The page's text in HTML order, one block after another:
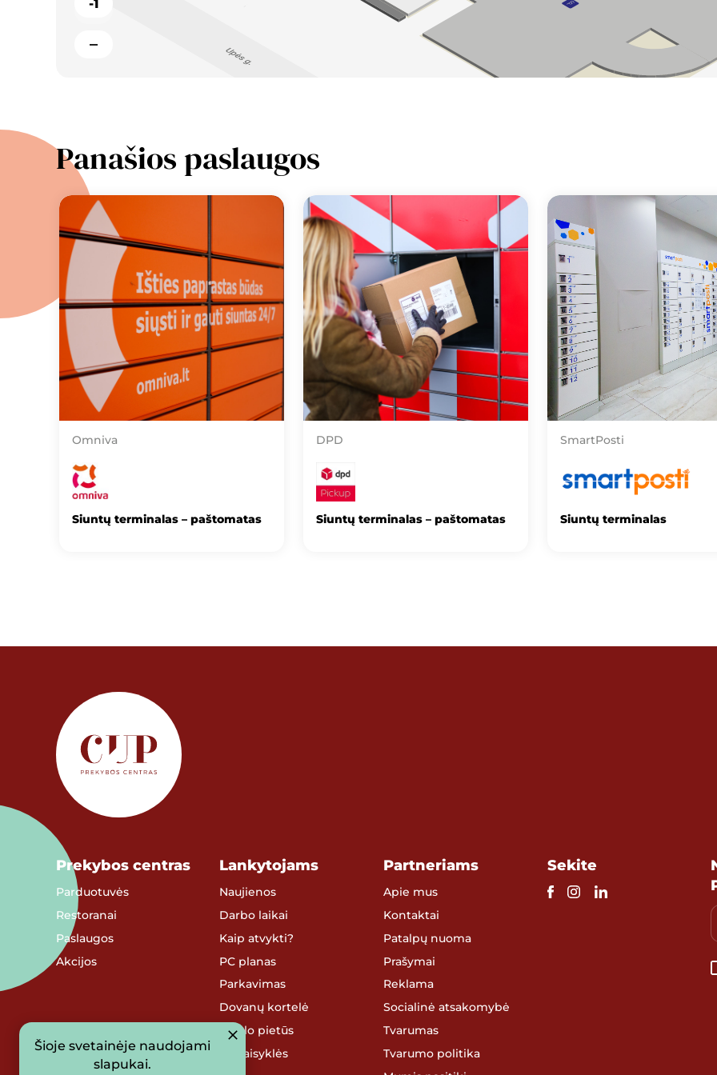
-1
Panašios paslaugos
Omniva
Siuntų terminalas – paštomatas
DPD
Siuntų terminalas – paštomatas
SmartPosti
Siuntų terminalas
Prekybos centras
Parduotuvės
Restoranai
Paslaugos
Akcijos
Lankytojams
Naujienos
Darbo laikai
Kaip atvykti?
PC planas
Parkavimas
Dovanų kortelė
Verslo pietūs
PC taisyklės
Partneriams
Apie mus
Kontaktai
Patalpų nuoma
Prašymai
Reklama
Socialinė atsakomybė
Tvarumas
Tvarumo politika
Sekite
Šioje svetainėje naudojami
slapukai.